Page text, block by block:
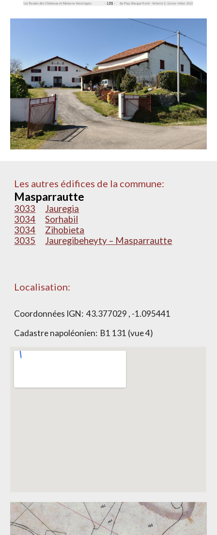
Les autres édifices de la commune:
Masparrautte
3033
Jauregia
3034
Sorhabil
3034
Zihobieta
3035
Jauregibeheyty – Masparrautte
Localisation:
Coordonnées IGN:43.377029 , -1.095441
Cadastre napoléonien: B1 131 (vue 4)